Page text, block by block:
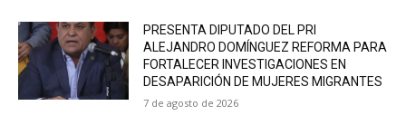
PRESENTA DIPUTADO DEL PRI
ALEJANDRO DOMÍNGUEZ REFORMA PARA
FORTALECER INVESTIGACIONES EN
DESAPARICIÓN DE MUJERES MIGRANTES
7 de agosto de 2026